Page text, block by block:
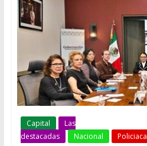
Capital
Las
destacadas
Nacional Policiaca